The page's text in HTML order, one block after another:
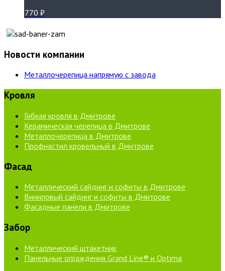
770 ₽
Новости компании
Металлочерепица напрямую с завода
Кровля
Гибкая кровля в Дмитрове
Керамическая черепица в Дмитрове
Металлочерепица в Дмитрове
Профнастил кровельный в Дмитрове
Фасад
Металлический сайдинг и софиты в Дмитрове
Виниловый сайдинг и софиты в Дмитрове
Фасадные панели в Дмитрове
Забор
Металлический штакетник
Панельные ограждения Grand Line® и Optima